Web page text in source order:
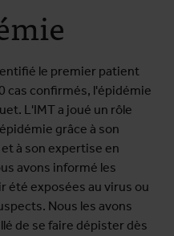
le premier patient
cas confirmés, l'épidémie
L'IMT a joué un rôle
grâce à son
à son expertise en
avons informé les
été exposées au virus ou
Nous les avons
de se faire dépister dès